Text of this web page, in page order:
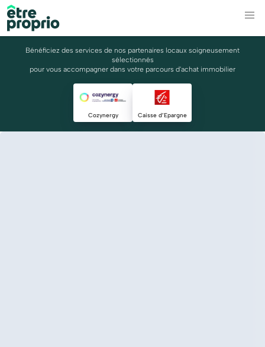
Bénéficiez des services de nos partenaires locaux soigneusement
sélectionnés
pour vous accompagner dans votre parcours d'achat immobilier
Cozynergy Caisse d’Epargne